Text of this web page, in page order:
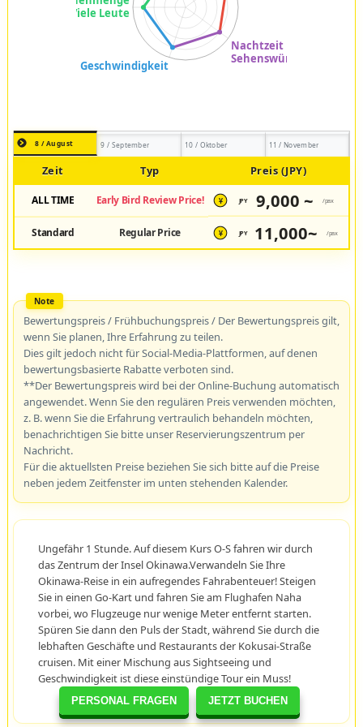
PERSONAL FRAGEN JETZT BUCHEN
8 / August 9 / September 10 / Oktober 11 / November
Zeit Typ Preis (JPY)
ALL TIME Early Bird Review Price! ¥ JPY 9,000 ~ /pax
Standard Regular Price ¥ JPY 11,000~ /pax
Bewertungspreis / Frühbuchungspreis / Der Bewertungspreis gilt,
wenn Sie planen, Ihre Erfahrung zu teilen.
Dies gilt jedoch nicht für Social-Media-Plattformen, auf denen
bewertungsbasierte Rabatte verboten sind.
**Der Bewertungspreis wird bei der Online-Buchung automatisch
angewendet. Wenn Sie den regulären Preis verwenden möchten,
z. B. wenn Sie die Erfahrung vertraulich behandeln möchten,
benachrichtigen Sie bitte unser Reservierungszentrum per
Nachricht.
Für die aktuellsten Preise beziehen Sie sich bitte auf die Preise
neben jedem Zeitfenster im unten stehenden Kalender.
Ungefähr 1 Stunde. Auf diesem Kurs O-S fahren wir durch
das Zentrum der Insel Okinawa.Verwandeln Sie Ihre
Okinawa-Reise in ein aufregendes Fahrabenteuer! Steigen
Sie in einen Go-Kart und fahren Sie am Flughafen Naha
vorbei, wo Flugzeuge nur wenige Meter entfernt starten.
Spüren Sie dann den Puls der Stadt, während Sie durch die
lebhaften Geschäfte und Restaurants der Kokusai-Straße
cruisen. Mit einer Mischung aus Sightseeing und
Geschwindigkeit ist diese einstündige Tour ein Muss!